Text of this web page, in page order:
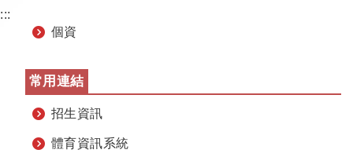
:::
個資
常用連結
招生資訊
體育資訊系統